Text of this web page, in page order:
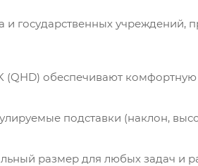
государственных учреждений,
обеспечивают комфортную
подставки (наклон,
размер для любых задач и